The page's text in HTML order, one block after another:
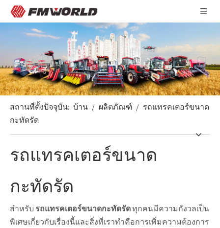
สถานที่ตั้งปัจจุบัน: บ้าน / ผลิตภัณฑ์ / รถแทรคเตอร์ขนาด
กะทัดรัด
รถแทรคเตอร์ขนาด
กะทัดรัด
สำหรับ รถแทรคเตอร์ขนาดกะทัดรัดทุกคนมีความกังวลเป็น
พิเศษเกี่ยวกับเรื่องนี้และสิ่งที่เราทำคือการเพิ่มความต้องการ